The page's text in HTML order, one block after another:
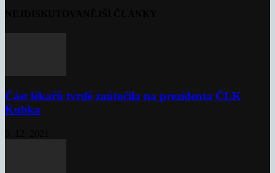
Část lékařů tvrdě zaútočila na prezidenta ČLK
Kubka